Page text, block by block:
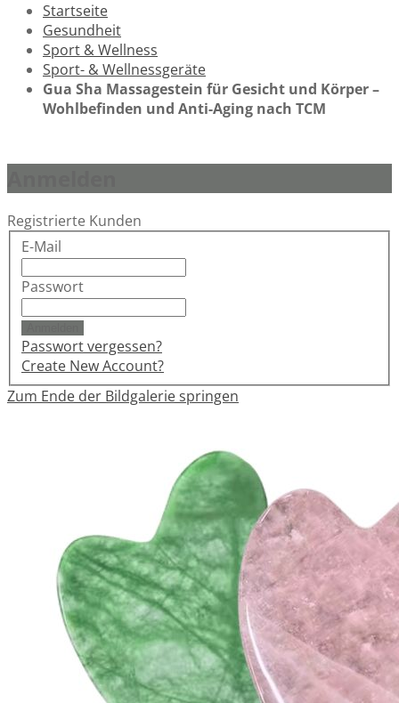
Startseite
Gesundheit
Sport & Wellness
Sport- & Wellnessgeräte
Gua Sha Massagestein für Gesicht und Körper –
Wohlbefinden und Anti-Aging nach TCM
Registrierte Kunden
E-Mail
Passwort
Passwort vergessen?
Create New Account?
Zum Ende der Bildgalerie springen